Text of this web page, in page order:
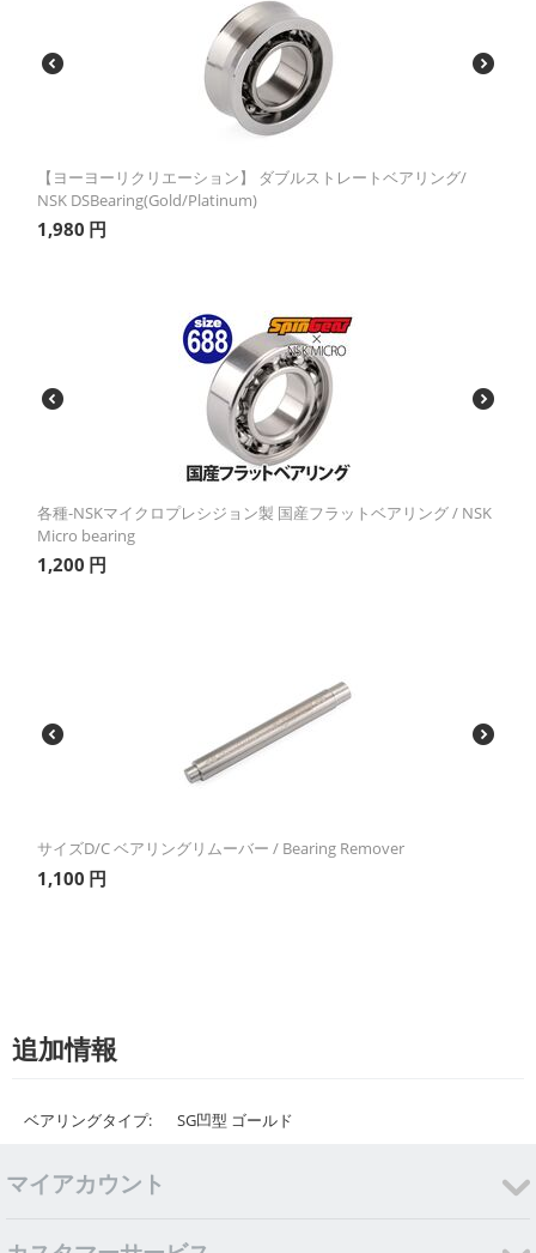
【ヨーヨーリクリエーション】 ダブルストレートベアリング/
NSK DSBearing(Gold/Platinum)
1,980 円
各種-NSKマイクロプレシジョン製 国産フラットベアリング / NSK
Micro bearing
1,200 円
サイズD/C ベアリングリムーバー / Bearing Remover
1,100 円
追加情報
ベアリングタイプ: SG凹型 ゴールド
マイアカウント